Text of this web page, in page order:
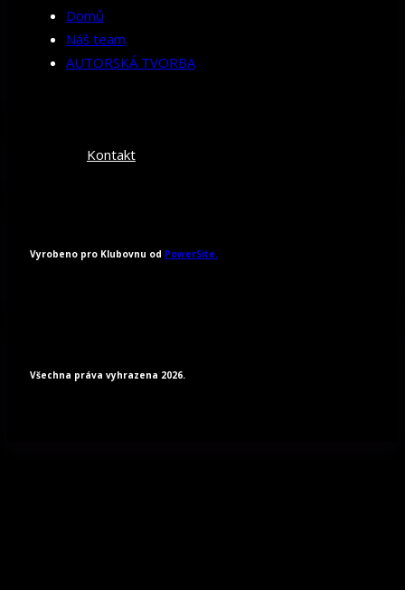
Domů
Náš team
AUTORSKÁ TVORBA
Kontakt
Vyrobeno pro Klubovnu od PowerSite.
Všechna práva vyhrazena 2026.